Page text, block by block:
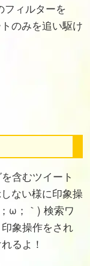
フィルターを
のみを追い駆け
含むツイート
ない様に印象操
ω；｀) 検索ワ
象操作をされ
るよ！